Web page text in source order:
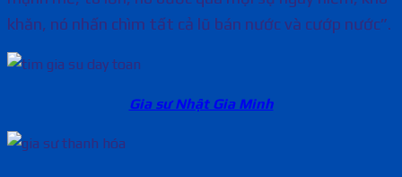
khăn, nó nhấn chìm tất cả lũ bán nước và cướp nước”.
Gia sư Nhật Gia Minh